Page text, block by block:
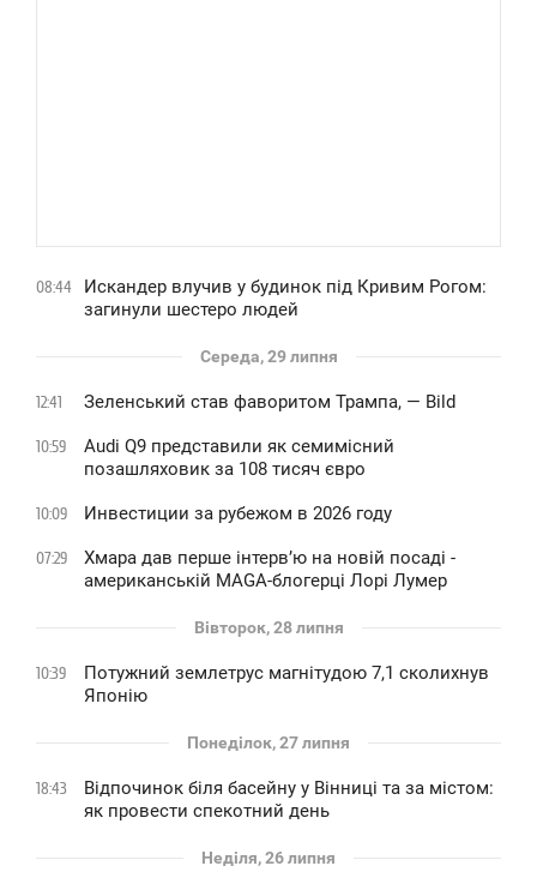
08:44
Искандер влучив у будинок під Кривим Рогом:
загинули шестеро людей
Середа, 29 липня
12:41 Зеленський став фаворитом Трампа, — Bild
10:59
Audi Q9 представили як семимісний
позашляховик за 108 тисяч євро
10:09 Инвестиции за рубежом в 2026 году
07:29
Хмара дав перше інтервʼю на новій посаді -
американській MAGA-блогерці Лорі Лумер
Вівторок, 28 липня
10:39
Потужний землетрус магнітудою 7,1 сколихнув
Японію
Понеділок, 27 липня
18:43
Відпочинок біля басейну у Вінниці та за містом:
як провести спекотний день
Неділя, 26 липня